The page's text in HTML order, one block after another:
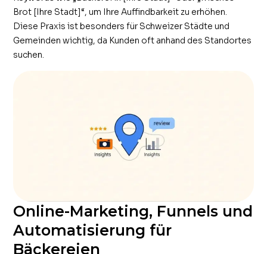
Brot [Ihre Stadt]“, um Ihre Auffindbarkeit zu erhöhen.
Diese Praxis ist besonders für Schweizer Städte und
Gemeinden wichtig, da Kunden oft anhand des Standortes
suchen.
Online-Marketing, Funnels und
Automatisierung für
Bäckereien